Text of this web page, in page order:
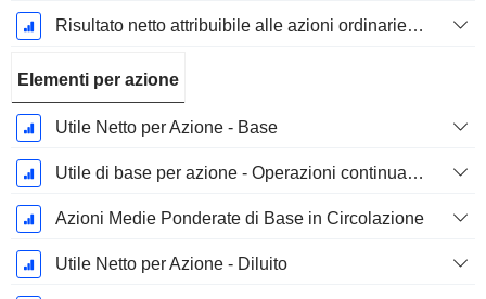
Risultato netto attribuibile alle azioni ordinarie escl. elementi straordinari
Elementi per azione
Utile Netto per Azione - Base
Utile di base per azione - Operazioni continuative
Azioni Medie Ponderate di Base in Circolazione
Utile Netto per Azione - Diluito